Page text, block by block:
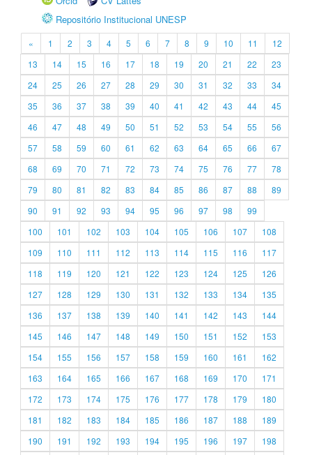
Repositório Institucional UNESP
« 1 2 3 4 5 6 7 8 9 10 11
12
13
14 15 16 17 18 19 20 21 22
23
24
25 26 27 28 29 30 31 32 33
34
35
36 37 38 39 40 41 42 43 44
45
46
47 48 49 50 51 52 53 54 55
56
57
58 59 60 61 62 63 64 65 66
67
68
69 70 71 72 73 74 75 76 77
78
79
80 81 82 83 84 85 86 87 88
89
90
91 92 93 94 95 96 97 98
99
100
101 102 103 104 105 106 107
108
109
110 111 112 113 114 115 116
117
118
119 120 121 122 123 124 125
126
127
128 129 130 131 132 133 134
135
136
137 138 139 140 141 142 143
144
145
146 147 148 149 150 151 152
153
154
155 156 157 158 159 160 161
162
163
164 165 166 167 168 169 170
171
172
173 174 175 176 177 178 179
180
181
182 183 184 185 186 187 188
189
190
191 192 193 194 195 196 197
198